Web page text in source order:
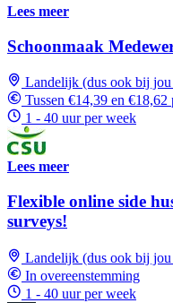
Lees meer
Schoonmaak
Landelijk (dus ook bij
Tussen €14,39 en €18,62
1 - 40 uur per week
Lees meer
Flexible online side
surveys!
Landelijk (dus ook bij
In overeenstemming
1 - 40 uur per week